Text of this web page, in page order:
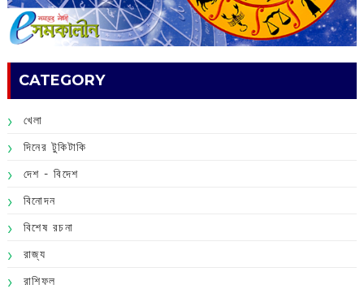
CATEGORY
খেলা
দিনের টুকিটাকি
দেশ - বিদেশ
বিনোদন
বিশেষ রচনা
রাজ্য
রাশিফল